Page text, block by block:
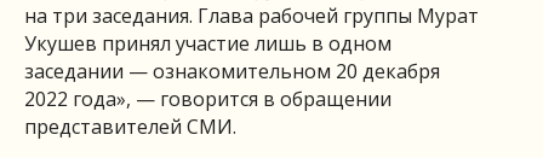
на три заседания. Глава рабочей группы Мурат
Укушев принял участие лишь в одном
заседании — ознакомительном 20 декабря
2022 года», — говорится в обращении
представителей СМИ.